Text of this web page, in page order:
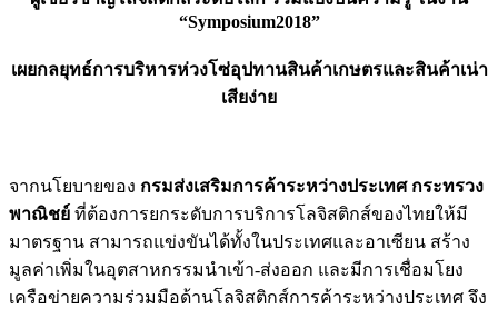
“Symposium2018”
เผยกลยุทธ์การบริหารห่วงโซ่อุปทานสินค้าเกษตรและสินค้าเน่า
เสียง่าย
จากนโยบายของ กรมส่งเสริมการค้าระหว่างประเทศ กระทรวง
พาณิชย์ ที่ต้องการยกระดับการบริการโลจิสติกส์ของไทยให้มี
มาตรฐาน สามารถแข่งขันได้ทั้งในประเทศและอาเซียน สร้าง
มูลค่าเพิ่มในอุตสาหกรรมนำเข้า-ส่งออก และมีการเชื่อมโยง
เครือข่ายความร่วมมือด้านโลจิสติกส์การค้าระหว่างประเทศ จึง